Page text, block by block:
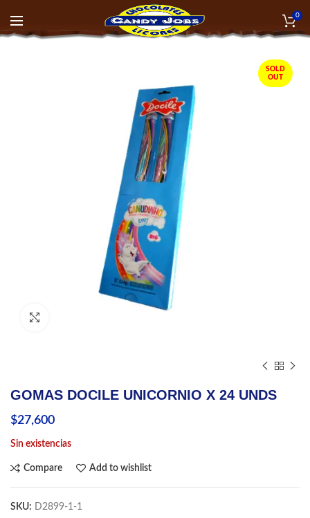
0
SOLD
OUT
GOMAS DOCILE UNICORNIO X 24 UNDS
$27,600
Sin existencias
Compare Add to wishlist
SKU: D2899-1-1